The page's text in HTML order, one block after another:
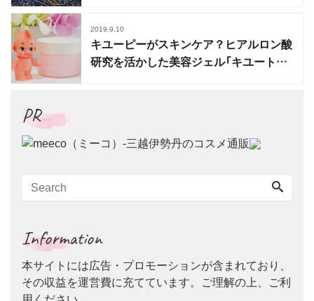
2019.9.10
キユーピーがスキンケア？ヒアルロン酸
研究を活かした美容ジェル「キユートピ
PR
Information
本サイトには広告・プロモーションが含まれており、
その収益を運営費に充てています。ご理解の上、ご利